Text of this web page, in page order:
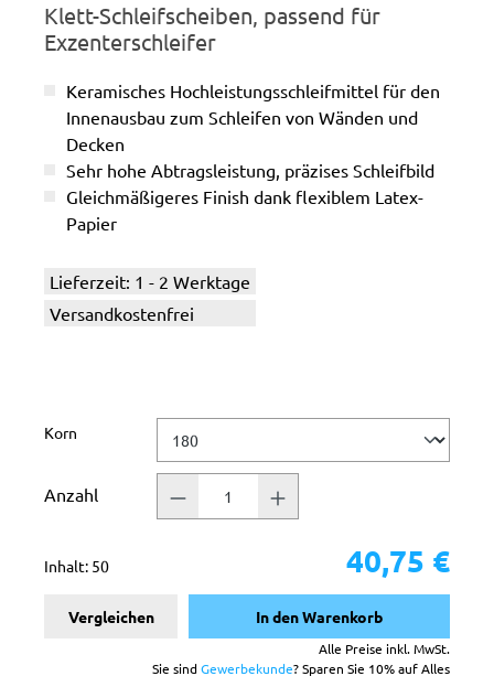
Klett-Schleifscheiben, passend für
Exzenterschleifer
Keramisches Hochleistungsschleifmittel für den
Innenausbau zum Schleifen von Wänden und
Decken
Sehr hohe Abtragsleistung, präzises Schleifbild
Gleichmäßigeres Finish dank flexiblem Latex-
Papier
Lieferzeit: 1 - 2 Werktage
Versandkostenfrei
Korn
Anzahl
Inhalt: 50 40,75 €
Vergleichen In den Warenkorb
Alle Preise inkl. MwSt.
Sie sindGewerbekunde? Sparen Sie 10% auf Alles